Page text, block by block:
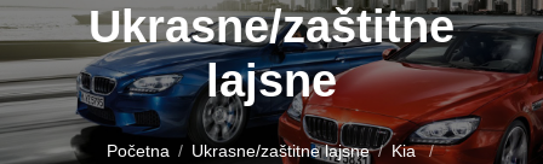
Ukrasne/zaštitne
lajsne
Početna Ukrasne/zaštitne lajsne
Kia